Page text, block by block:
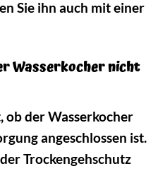
Sie ihn auch mit einer
Wasserkocher nicht
ob der Wasserkocher
angeschlossen ist.
Trockengehschutz